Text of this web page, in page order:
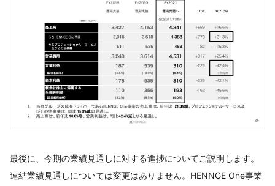
最後に、今期の業績見通しに対する進捗についてご説明します。
連結業績見通しについては変更はありません。HENNGE One事業